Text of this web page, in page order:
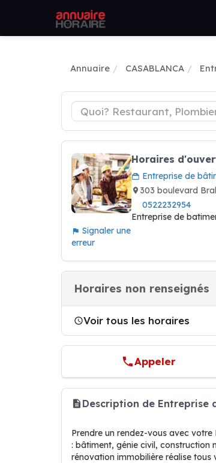
Annuaire CASABLANCA
Signaler une
erreur
Horaires
Entreprise de
303 boulevard
0522232954
Entreprise de
Horaires non renseignés
Voir tous les horaires
Appeler
Description de Entreprise
Prendre un rendez-vous avec
: bâtiment, génie civil, construction
rénovation immobilière réalise